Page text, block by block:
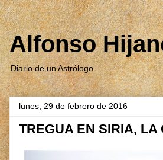
Alfonso
Diario de un Astrólogo
lunes, 29 de febrero de 2016
TREGUA EN SIRIA, LA